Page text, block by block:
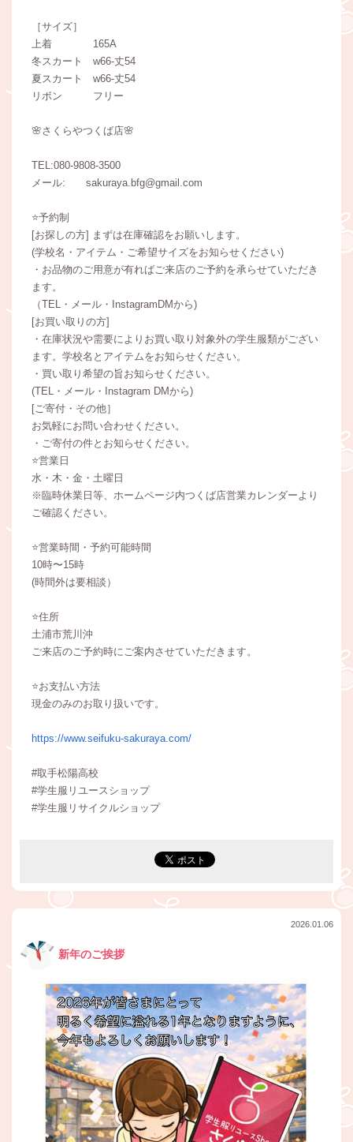
［サイズ］
上着 165A
冬スカート w66-丈54
夏スカート w66-丈54
リボン フリー
🌸さくらやつくば店🌸
TEL:080-9808-3500
メール: sakuraya.bfg@gmail.com
⭐️予約制
[お探しの方] まずは在庫確認をお願いします。
(学校名・アイテム・ご希望サイズをお知らせください)
・お品物のご用意が有ればご来店のご予約を承らせていただき
ます。
（TEL・メール・InstagramDMから)
[お買い取りの方]
・在庫状況や需要によりお買い取り対象外の学生服類がござい
ます。学校名とアイテムをお知らせください。
・買い取り希望の旨お知らせください。
(TEL・メール・Instagram DMから)
[ご寄付・その他］
お気軽にお問い合わせください。
・ご寄付の件とお知らせください。
⭐️営業日
水・木・金・土曜日
※臨時休業日等、ホームページ内つくば店営業カレンダーより
ご確認ください。
⭐️営業時間・予約可能時間
10時〜15時
(時間外は要相談）
⭐️住所
土浦市荒川沖
ご来店のご予約時にご案内させていただきます。
⭐️お支払い方法
現金のみのお取り扱いです。
https://www.seifuku-sakuraya.com/
#取手松陽高校
#学生服リユースショップ
#学生服リサイクルショップ
2026.01.06
新年のご挨拶